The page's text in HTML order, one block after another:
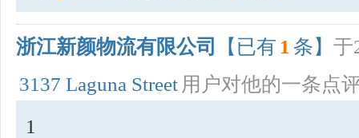
浙江新颜物流有限公司 【已有 1 条】 于
3137 Laguna Street 用户对他的一条点
1